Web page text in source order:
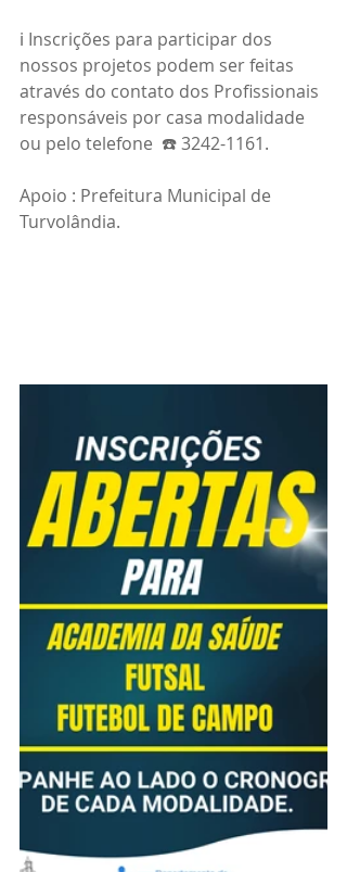
ℹ️ Inscrições para participar dos
nossos projetos podem ser feitas
através do contato dos Profissionais
responsáveis por casa modalidade
ou pelo telefone  ☎️ 3242-1161.
Apoio : Prefeitura Municipal de
Turvolândia.